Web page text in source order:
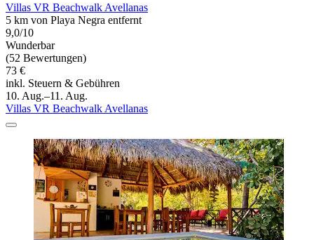
Villas VR Beachwalk Avellanas
5 km von Playa Negra entfernt
9,0/10
Wunderbar
(52 Bewertungen)
73 €
inkl. Steuern & Gebühren
10. Aug.–11. Aug.
Villas VR Beachwalk Avellanas